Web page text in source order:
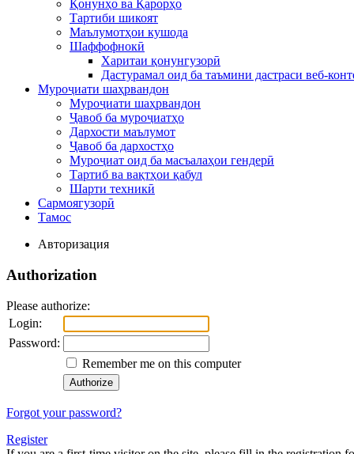
Қонунҳо ва Қарорҳо
Тартиби шикоят
Маълумотҳои кушода
Шаффофнокӣ
Харитаи қонунгузорӣ
Дастурамал оид ба таъмини дастраси веб-
Муроҷиати шаҳрвандон
Муроҷиати шаҳрвандон
Ҷавоб ба муроҷиатҳо
Дархости маълумот
Ҷавоб ба дархостҳо
Муроҷиат оид ба масъалаҳои гендерӣ
Тартиб ва вақтҳои қабул
Шарти техникӣ
Сармоягузорӣ
Тамос
Авторизация
Authorization
Please authorize:
Login:
Password:
Remember me on this computer
Forgot your password?
Register